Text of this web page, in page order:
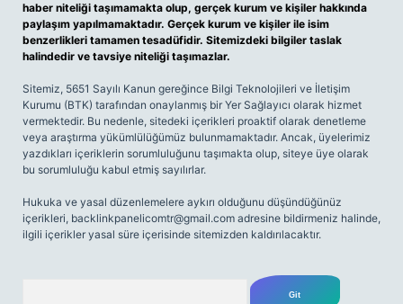
haber niteliği taşımamakta olup, gerçek kurum ve kişiler hakkında
paylaşım yapılmamaktadır. Gerçek kurum ve kişiler ile isim
benzerlikleri tamamen tesadüfidir. Sitemizdeki bilgiler taslak
halindedir ve tavsiye niteliği taşımazlar.
Sitemiz, 5651 Sayılı Kanun gereğince Bilgi Teknolojileri ve İletişim
Kurumu (BTK) tarafından onaylanmış bir Yer Sağlayıcı olarak hizmet
vermektedir. Bu nedenle, sitedeki içerikleri proaktif olarak denetleme
veya araştırma yükümlülüğümüz bulunmamaktadır. Ancak, üyelerimiz
yazdıkları içeriklerin sorumluluğunu taşımakta olup, siteye üye olarak
bu sorumluluğu kabul etmiş sayılırlar.
Hukuka ve yasal düzenlemelere aykırı olduğunu düşündüğünüz
içerikleri, backlinkpanelicomtr@gmail.com adresine bildirmeniz halinde,
ilgili içerikler yasal süre içerisinde sitemizden kaldırılacaktır.